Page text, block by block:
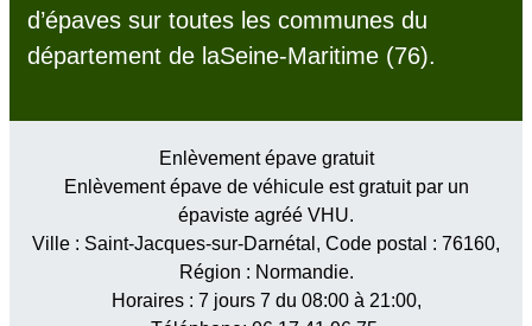
d’épaves sur toutes les communes du
département de laSeine-Maritime (76).
Enlèvement épave gratuit
Enlèvement épave de véhicule est gratuit par un
épaviste agréé VHU.
Ville : Saint-Jacques-sur-Darnétal , Code postal : 76160,
Région : Normandie.
Horaires : 7 jours 7 du 08:00 à 21:00,